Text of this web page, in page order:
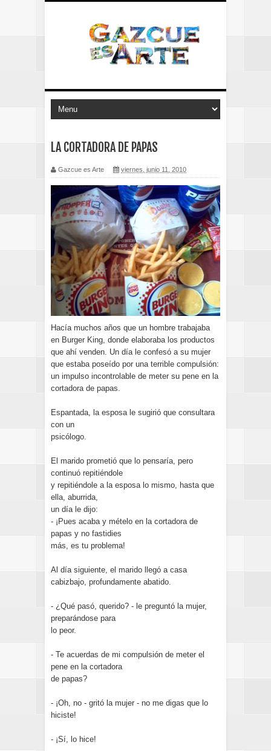
LA CORTADORA DE PAPAS
Gazcue es Arte viernes, junio 11, 2010
Hacía muchos años que un hombre trabajaba
en Burger King, donde elaboraba los productos
que ahí venden. Un día le confesó a su mujer
que estaba poseído por una terrible compulsión:
un impulso incontrolable de meter su pene en la
cortadora de papas.
Espantada, la esposa le sugirió que consultara
con un
psicólogo.
El marido prometió que lo pensaría, pero
continuó repitiéndole
y repitiéndole a la esposa lo mismo, hasta que
ella, aburrida,
un día le dijo:
- ¡Pues acaba y mételo en la cortadora de
papas y no fastidies
más, es tu problema!
Al día siguiente, el marido llegó a casa
cabizbajo, profundamente abatido.
- ¿Qué pasó, querido? - le preguntó la mujer,
preparándose para
lo peor.
- Te acuerdas de mi compulsión de meter el
pene en la cortadora
de papas?
- ¡Oh, no - gritó la mujer - no me digas que lo
hiciste!
- ¡Sí, lo hice!